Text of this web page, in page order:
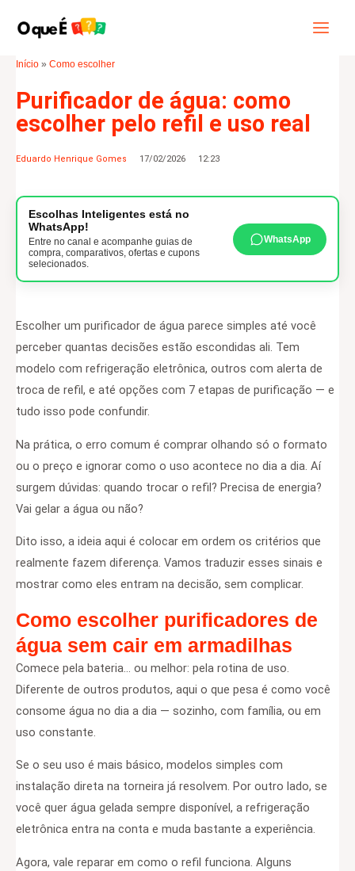
para
Pesquisar
Início » Como escolher
Purificador de água: como
escolher pelo refil e uso real
Eduardo Henrique Gomes 17/02/2026 12:23
Escolhas Inteligentes está no
WhatsApp!
Entre no canal e acompanhe guias de
compra, comparativos, ofertas e cupons
selecionados.
WhatsApp
Escolher um purificador de água parece simples até você
perceber quantas decisões estão escondidas ali. Tem
modelo com refrigeração eletrônica, outros com alerta de
troca de refil, e até opções com 7 etapas de purificação — e
tudo isso pode confundir.
Na prática, o erro comum é comprar olhando só o formato
ou o preço e ignorar como o uso acontece no dia a dia. Aí
surgem dúvidas: quando trocar o refil? Precisa de energia?
Vai gelar a água ou não?
Dito isso, a ideia aqui é colocar em ordem os critérios que
realmente fazem diferença. Vamos traduzir esses sinais e
mostrar como eles entram na decisão, sem complicar.
Como escolher purificadores de
água sem cair em armadilhas
Comece pela bateria… ou melhor: pela rotina de uso.
Diferente de outros produtos, aqui o que pesa é como você
consome água no dia a dia — sozinho, com família, ou em
uso constante.
Se o seu uso é mais básico, modelos simples com
instalação direta na torneira já resolvem. Por outro lado, se
você quer água gelada sempre disponível, a refrigeração
eletrônica entra na conta e muda bastante a experiência.
Agora, vale reparar em como o refil funciona. Alguns